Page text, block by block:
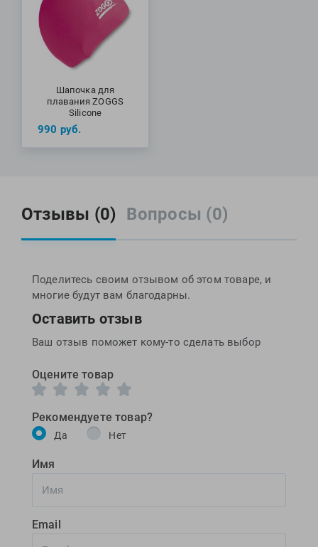
Шапочка для
плавания ZOGGS
Silicone
990 руб.
Отзывы (0) Вопросы (0)
Поделитесь своим отзывом об этом товаре, и
многие будут вам благодарны.
Оставить отзыв
Ваш отзыв поможет кому-то сделать выбор
Оцените товар
Рекомендуете товар?
Да Нет
Имя
Email